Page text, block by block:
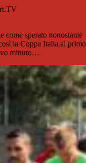
come sperato nonostante
la Coppa Italia al primo
minuto…